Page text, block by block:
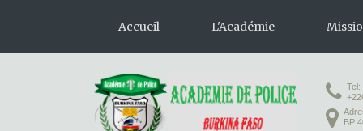
Accueil L'Académie
Présentation
Organisation
Tel:
BP